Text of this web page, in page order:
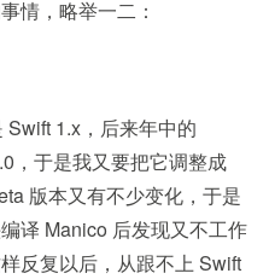
情，略举一二：
1.x，后来年中的
，于是我又要把它调整成
版本又有不少变化，于是
译 Manico 后发现又不工作
反复以后，从跟不上 Swift